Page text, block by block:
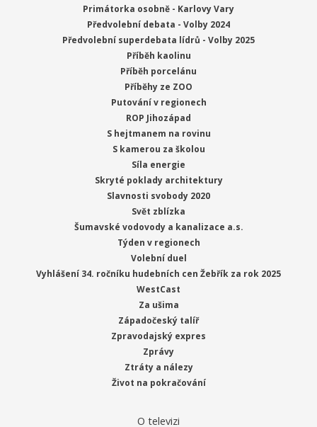
Primátorka osobně - Karlovy Vary
Předvolební debata - Volby 2024
Předvolební superdebata lídrů - Volby 2025
Příběh kaolinu
Příběh porcelánu
Příběhy ze ZOO
Putování v regionech
ROP Jihozápad
S hejtmanem na rovinu
S kamerou za školou
Síla energie
Skryté poklady architektury
Slavnosti svobody 2020
Svět zblízka
Šumavské vodovody a kanalizace a.s.
Týden v regionech
Volební duel
Vyhlášení 34. ročníku hudebních cen Žebřík za rok 2025
WestCast
Za ušima
Západočeský talíř
Zpravodajský expres
Zprávy
Ztráty a nálezy
Život na pokračování
O televizi